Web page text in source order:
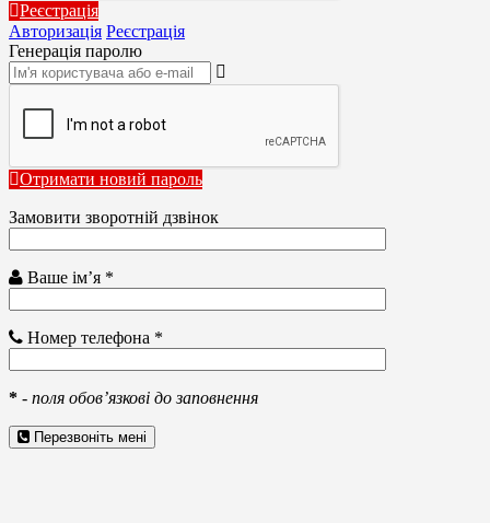
Реєстрація
Авторизація Реєстрація
Генерація паролю
Отримати новий пароль
Замовити зворотній дзвінок
Ваше ім’я *
Номер телефона *
* - поля обов’язкові до заповнення
Перезвоніть мені